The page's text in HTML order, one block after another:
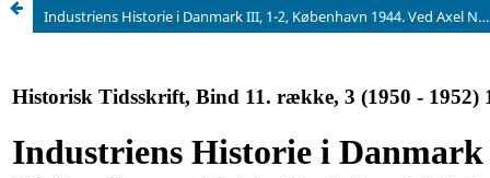
Industriens Historie i Danmark III, 1-2, København 1944. Ved Axel Nielsen.